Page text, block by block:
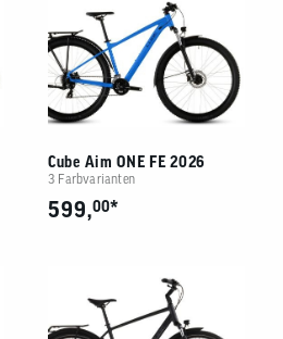
Cube Aim ONE FE 2026
3 Farbvarianten
599,00*